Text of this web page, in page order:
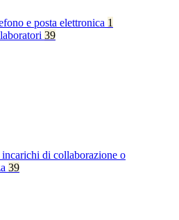
e posta elettronica 1
39
di collaborazione o
39